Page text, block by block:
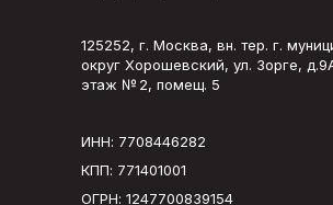
ИНН: 7708446282
КПП: 771401001
ОГРН: 1247700839154
125252, г. Москва, вн. тер. г.
округ Хорошевский, ул. Зорге,
этаж № 2, помещ. 5